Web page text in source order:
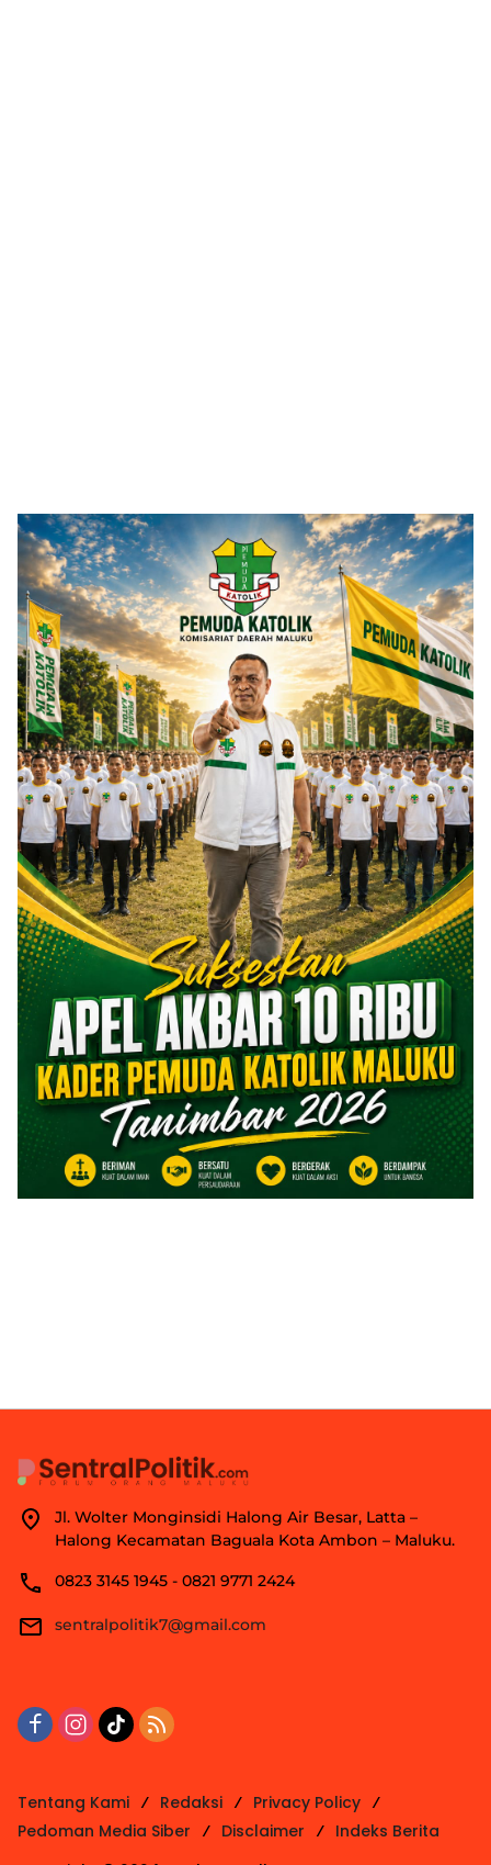
Jl. Wolter Monginsidi Halong Air Besar, Latta –
Halong Kecamatan Baguala Kota Ambon – Maluku.
0823 3145 1945 - 0821 9771 2424
sentralpolitik7@gmail.com
Tentang Kami Redaksi
Privacy Policy
Pedoman Media Siber
Disclaimer
Indeks Berita